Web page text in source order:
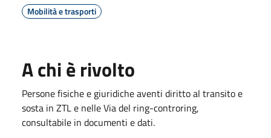
Mobilità e trasporti
A chi è rivolto
Persone fisiche e giuridiche aventi diritto al transito e
sosta in ZTL e nelle Via del ring-controring,
consultabile in documenti e dati.